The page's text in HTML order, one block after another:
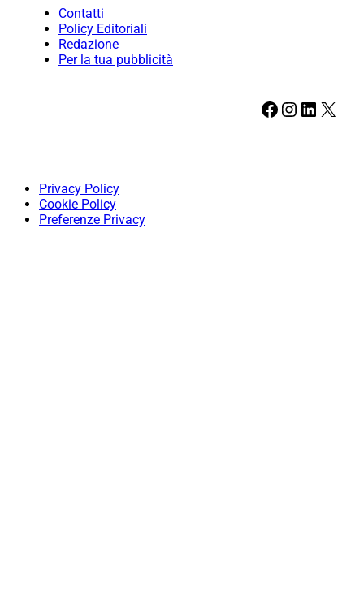
Contatti
Policy Editoriali
Redazione
Per la tua pubblicità
Facebook Instagram LinkedIn X
Privacy Policy
Cookie Policy
Preferenze Privacy